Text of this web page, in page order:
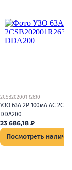
2CSB202001R2630
УЗО 63А 2P 100мА AC
DDA200
23 686,18 ₽
Посмотреть